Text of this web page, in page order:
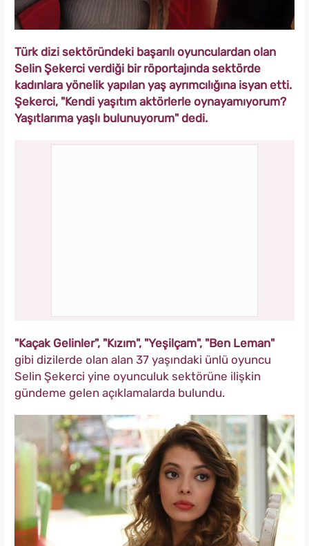
Türk dizi sektöründeki başarılı oyunculardan olan
Selin Şekerci verdiği bir röportajında sektörde
kadınlara yönelik yapılan yaş ayrımcılığına isyan etti.
Şekerci, "Kendi yaşıtım aktörlerle oynayamıyorum?
Yaşıtlarıma yaşlı bulunuyorum" dedi.
"Kaçak Gelinler", "Kızım", "Yeşilçam", "Ben Leman"
gibi dizilerde olan alan 37 yaşındaki ünlü oyuncu
Selin Şekerci yine oyunculuk sektörüne ilişkin
gündeme gelen açıklamalarda bulundu.